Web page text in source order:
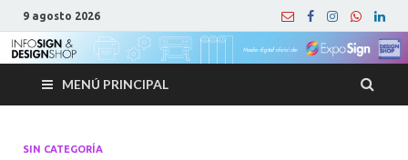
9 agosto 2026
MENÚ PRINCIPAL
SIN CATEGORÍA